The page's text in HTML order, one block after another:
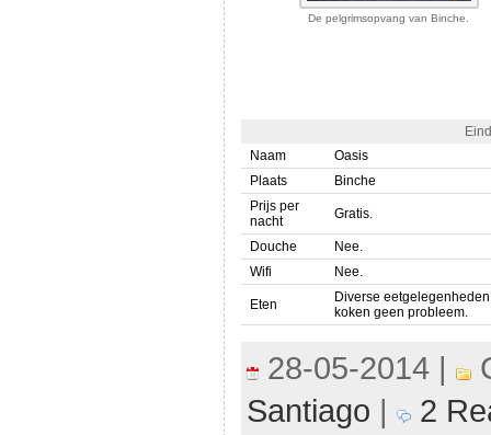
De pelgrimsopvang van Binche.
Naam
Oasis
Plaats
Binche
Prijs per
nacht
Gratis.
Douche
Nee.
Wifi
Nee.
Eten
Diverse
koken geen probleem.
28-05-2014 |
Santiago |
2